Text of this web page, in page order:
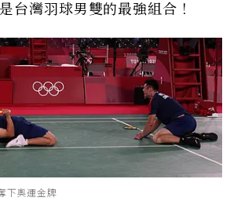
台灣羽球男雙的最強組合！
下奧運金牌